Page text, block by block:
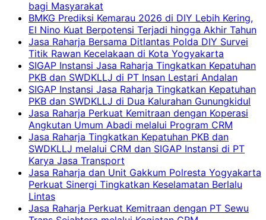
bagi Masyarakat
BMKG Prediksi Kemarau 2026 di DIY Lebih Kering,
El Nino Kuat Berpotensi Terjadi hingga Akhir Tahun
Jasa Raharja Bersama Ditlantas Polda DIY Survei
Titik Rawan Kecelakaan di Kota Yogyakarta
SIGAP Instansi Jasa Raharja Tingkatkan Kepatuhan
PKB dan SWDKLLJ di PT Insan Lestari Andalan
SIGAP Instansi Jasa Raharja Tingkatkan Kepatuhan
PKB dan SWDKLLJ di Dua Kalurahan Gunungkidul
Jasa Raharja Perkuat Kemitraan dengan Koperasi
Angkutan Umum Abadi melalui Program CRM
Jasa Raharja Tingkatkan Kepatuhan PKB dan
SWDKLLJ melalui CRM dan SIGAP Instansi di PT
Karya Jasa Transport
Jasa Raharja dan Unit Gakkum Polresta Yogyakarta
Perkuat Sinergi Tingkatkan Keselamatan Berlalu
Lintas
Jasa Raharja Perkuat Kemitraan dengan PT Sewu